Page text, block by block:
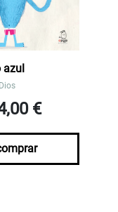
azul
€